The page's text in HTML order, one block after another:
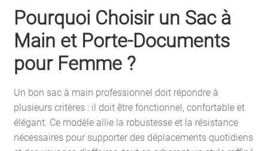
Pourquoi Choisir un Sac à
Main et Porte-Documents
pour Femme ?
Un bon sac à main professionnel doit répondre à
plusieurs critères : il doit être fonctionnel, confortable et
élégant. Ce modèle allie la robustesse et la résistance
nécessaires pour supporter des déplacements quotidiens